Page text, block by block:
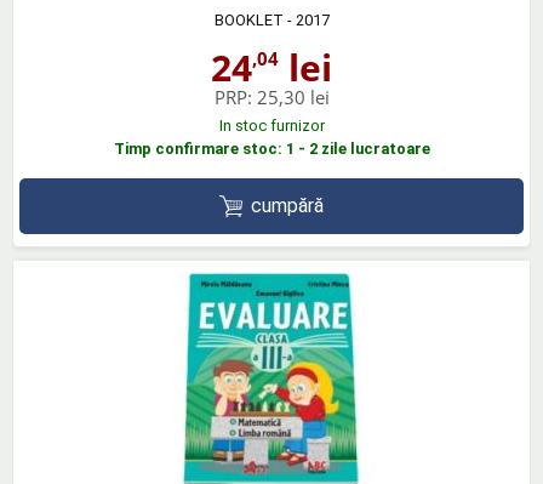
BOOKLET - 2017
24,04 lei
PRP: 25,30 lei
In stoc furnizor
Timp confirmare stoc: 1 - 2 zile lucratoare
cumpără